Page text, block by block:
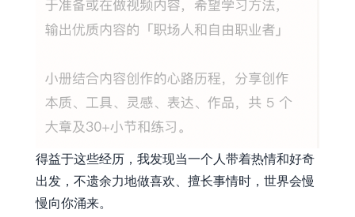
得益于这些经历，我发现当一个人带着热情和好奇
出发，不遗余力地做喜欢、擅长事情时，世界会慢
慢向你涌来。